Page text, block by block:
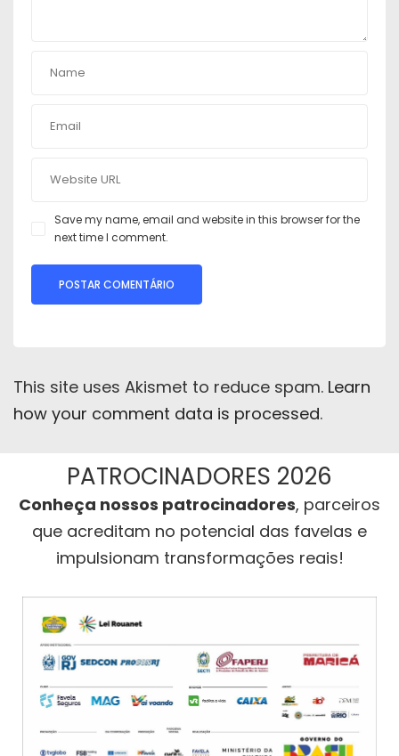
Save my name, email and website in this browser for the
next time I comment.
This site uses Akismet to reduce spam. Learn
how your comment data is processed.
PATROCINADORES 2026
Conheça nossos patrocinadores, parceiros
que acreditam no potencial das favelas e
impulsionam transformações reais!